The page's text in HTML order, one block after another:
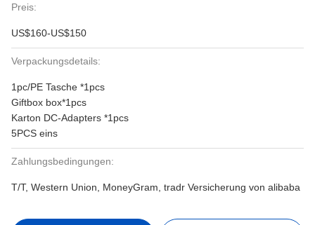
Preis:
US$160-US$150
Verpackungsdetails:
1pc/PE Tasche *1pcs
Giftbox box*1pcs
Karton DC-Adapters *1pcs
5PCS eins
Zahlungsbedingungen:
T/T, Western Union, MoneyGram, tradr Versicherung von alibaba